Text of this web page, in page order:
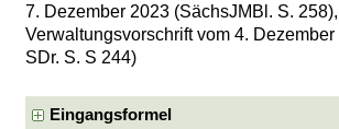
7. Dezember 2023 (SächsJMBl. S.
Verwaltungsvorschrift vom 4.
SDr. S. S 244)
Eingangsformel